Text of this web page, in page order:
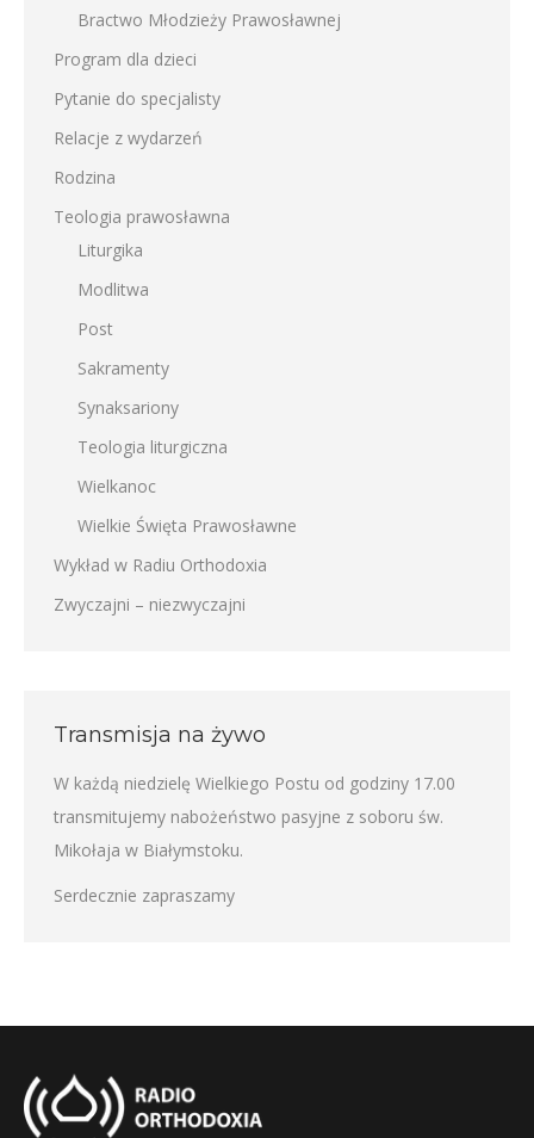
Bractwo Młodzieży Prawosławnej
Program dla dzieci
Pytanie do specjalisty
Relacje z wydarzeń
Rodzina
Teologia prawosławna
Liturgika
Modlitwa
Post
Sakramenty
Synaksariony
Teologia liturgiczna
Wielkanoc
Wielkie Święta Prawosławne
Wykład w Radiu Orthodoxia
Zwyczajni – niezwyczajni
Transmisja na żywo
W każdą niedzielę Wielkiego Postu od godziny 17.00
transmitujemy nabożeństwo pasyjne z soboru św.
Mikołaja w Białymstoku.
Serdecznie zapraszamy